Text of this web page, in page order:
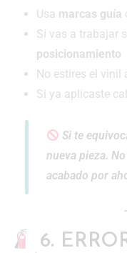
Usa marcas guía
Si vas a trabajar
posicionamiento
No estires el vinil
Si ya aplicaste
Si te
nueva pieza.
acabado por
6.